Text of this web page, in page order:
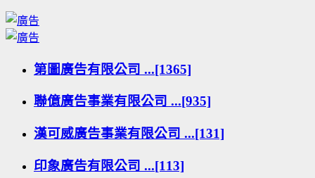
第圖廣告有限公司 ...[1365]
聯億廣告事業有限公司 ...[935]
漢可威廣告事業有限公司 ...[131]
印象廣告有限公司 ...[113]